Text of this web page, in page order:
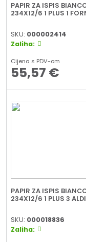
PAPIR ZA ISPIS
234X12/6 1 PLUS 1
SKU: 000002414
Zaliha:
Cijena s PDV-om
55,57 €
PAPIR ZA ISPIS
234X12/6 1 PLUS 3
SKU: 000018836
Zaliha: